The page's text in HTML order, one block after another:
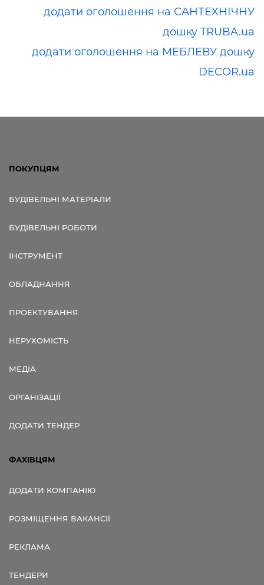
додати оголошення на САНТЕХНІЧНУ
дошку TRUBA.ua
додати оголошення на МЕБЛЕВУ дошку
DECOR.ua
ПОКУПЦЯМ
БУДІВЕЛЬНІ МАТЕРІАЛИ
БУДІВЕЛЬНІ РОБОТИ
ІНСТРУМЕНТ
ОБЛАДНАННЯ
ПРОЕКТУВАННЯ
НЕРУХОМІСТЬ
МЕДІА
ОРГАНІЗАЦІЇ
ДОДАТИ ТЕНДЕР
ФАХІВЦЯМ
ДОДАТИ КОМПАНІЮ
РОЗМІЩЕННЯ ВАКАНСІЇ
РЕКЛАМА
ТЕНДЕРИ